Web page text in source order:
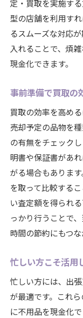
定・買取を実施す
型の店舗を利用す
るスムーズな対応
入れることで、煩
現金化できます。
事前準備で買取の
買取の効率を高め
売却予定の品物を
の有無をチェック
明書や保証書があ
がる場合もありま
を取って比較する
い査定額を得られ
っかり行うことで
時間の節約にもつな
忙しい方こそ活用
忙しい方には、出
が最適です。これ
に不用品を現金化